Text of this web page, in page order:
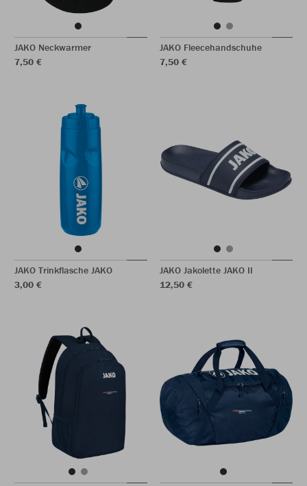
JAKO Neckwarmer
7,50 €
JAKO Fleecehandschuhe
7,50 €
JAKO Trinkflasche JAKO
3,00 €
JAKO Jakolette JAKO II
12,50 €